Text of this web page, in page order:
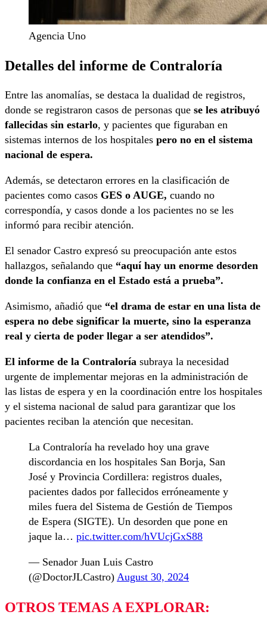
Agencia Uno
Detalles del informe de Contraloría
Entre las anomalías, se destaca la dualidad de registros,
donde se registraron casos de personas que se les atribuyó
fallecidas sin estarlo, y pacientes que figuraban en
sistemas internos de los hospitales pero no en el sistema
nacional de espera.
Además, se detectaron errores en la clasificación de
pacientes como casos GES o AUGE, cuando no
correspondía, y casos donde a los pacientes no se les
informó para recibir atención.
El senador Castro expresó su preocupación ante estos
hallazgos, señalando que “aquí hay un enorme desorden
donde la confianza en el Estado está a prueba”.
Asimismo, añadió que “el drama de estar en una lista de
espera no debe significar la muerte, sino la esperanza
real y cierta de poder llegar a ser atendidos”.
El informe de la Contraloría subraya la necesidad
urgente de implementar mejoras en la administración de
las listas de espera y en la coordinación entre los hospitales
y el sistema nacional de salud para garantizar que los
pacientes reciban la atención que necesitan.
La Contraloría ha revelado hoy una grave
discordancia en los hospitales San Borja, San
José y Provincia Cordillera: registros duales,
pacientes dados por fallecidos erróneamente y
miles fuera del Sistema de Gestión de Tiempos
de Espera (SIGTE). Un desorden que pone en
jaque la… pic.twitter.com/hVUcjGxS88
— Senador Juan Luis Castro
(@DoctorJLCastro) August 30, 2024
OTROS TEMAS A EXPLORAR: